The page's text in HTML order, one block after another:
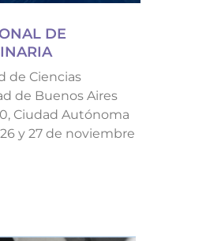
DE
de Ciencias
de Buenos Aires
Ciudad Autónoma
y 27 de noviembre